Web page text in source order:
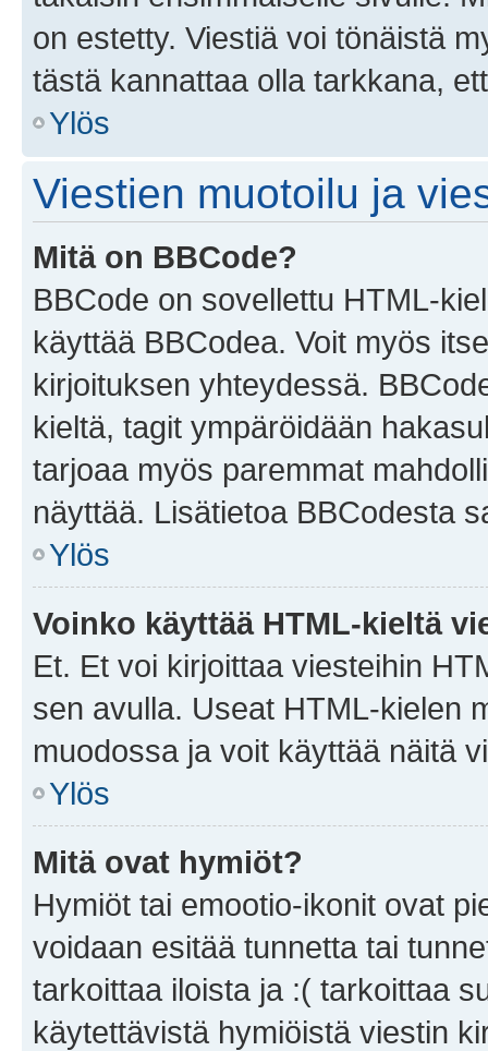
on estetty. Viestiä voi tönäistä
tästä kannattaa olla tarkkana,
Ylös
Viestien muotoilu ja
Mitä on BBCode?
BBCode on sovellettu HTML-
käyttää BBCodea. Voit myös
kirjoituksen yhteydessä.
kieltä, tagit ympäröidään
tarjoaa myös paremmat
näyttää. Lisätietoa BBCodesta
Ylös
Voinko käyttää HTML-kieltä
Et. Et voi kirjoittaa viesteihin
sen avulla. Useat HTML-kielen
muodossa ja voit käyttää näitä
Ylös
Mitä ovat hymiöt?
Hymiöt tai emootio-ikonit ovat
voidaan esitää tunnetta tai
tarkoittaa iloista ja :( tarkoittaa
käytettävistä hymiöistä viestin